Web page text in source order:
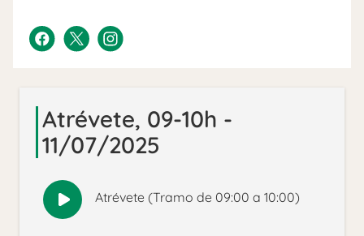
Atrévete, 09-10h -
11/07/2025
Reproducir
audio
Atrévete (Tramo de 09:00 a 10:00)